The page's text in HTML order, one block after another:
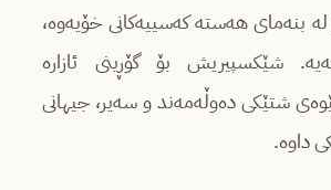
بنەمای هەستە کەسییەکانی خۆیەوە،
شێکسپیریش بۆ گۆڕینی ئازارە
شتێکی دەوڵەمەند و سەیر، جیهانی
داوە.